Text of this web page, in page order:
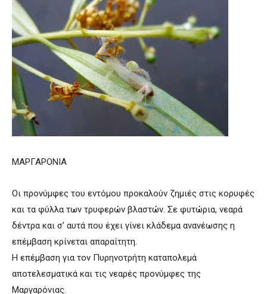
ΜΑΡΓΑΡΟΝΙΑ
Οι προνύμφες του εντόμου προκαλούν ζημιές στις κορυφές
και τα φύλλα των τρυφερών βλαστών. Σε φυτώρια, νεαρά
δέντρα και σ’ αυτά που έχει γίνει κλάδεμα ανανέωσης η
επέμβαση κρίνεται απαραίτητη.
Η επέμβαση για τον Πυρηνοτρήτη καταπολεμά
αποτελεσματικά και τις νεαρές προνύμφες της
Μαργαρόνιας.